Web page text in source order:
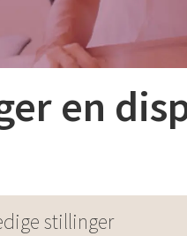
en
stillinger